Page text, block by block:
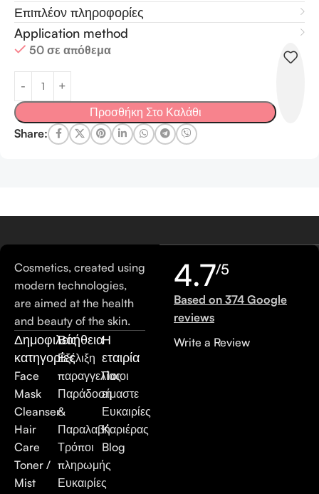
Επιπλέον πληροφορίες
Application method
50 σε απόθεμα
Προσθήκη Στο Καλάθι
Share:
Cosmetics, created using
modern technologies,
are aimed at the health
and beauty of the skin.
Δημοφιλείς
κατηγορίες
Face
Mask
Cleanser
Hair
Care
Toner /
Mist
Βοήθεια
Εξέλιξη
παραγγελίας
Παράδοση
&
Παραλαβή
Τρόποι
πληρωμής
Ευκαιρίες
Η
εταιρία
Ποιοι
είμαστε
Ευκαιρίες
Καριέρας
Blog
4.7/5
Based on 374 Google
reviews
Write a Review